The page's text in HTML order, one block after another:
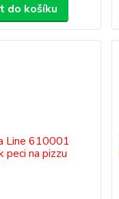
do košíku